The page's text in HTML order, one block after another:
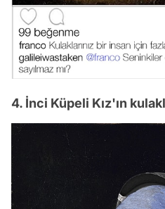
4. İnci Küpeli Kız'ın